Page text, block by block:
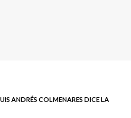
ANDRÉS COLMENARES DICE LA